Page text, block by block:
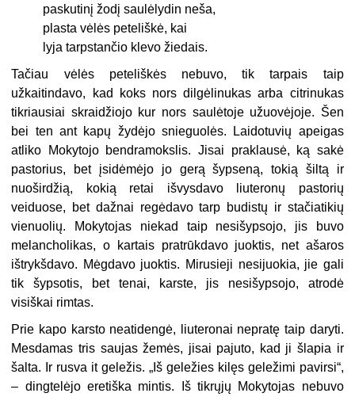
paskutinį žodį saulėlydin neša,
plasta vėlės peteliškė, kai
lyja tarpstančio klevo žiedais.
Tačiau vėlės peteliškės nebuvo, tik tarpais taip
užkaitindavo, kad koks nors dilgėlinukas arba citrinukas
tikriausiai skraidžiojo kur nors saulėtoje užuovėjoje. Šen
bei ten ant kapų žydėjo snieguolės. Laidotuvių apeigas
atliko Mokytojo bendramokslis. Jisai praklausė, ką sakė
pastorius, bet įsidėmėjo jo gerą šypseną, tokią šiltą ir
nuoširdžią, kokią retai išvysdavo liuteronų pastorių
veiduose, bet dažnai regėdavo tarp budistų ir stačiatikių
vienuolių. Mokytojas niekad taip nesišypsojo, jis buvo
melancholikas, o kartais pratrūkdavo juoktis, net ašaros
ištrykšdavo. Mėgdavo juoktis. Mirusieji nesijuokia, jie gali
tik šypsotis, bet tenai, karste, jis nesišypsojo, atrodė
visiškai rimtas.
Prie kapo karsto neatidengė, liuteronai nepratę taip daryti.
Mesdamas tris saujas žemės, jisai pajuto, kad ji šlapia ir
šalta. Ir rusva it geležis. „Iš geležies kilęs geležimi pavirsi“,
– dingtelėjo eretiška mintis. Iš tikrųjų Mokytojas nebuvo